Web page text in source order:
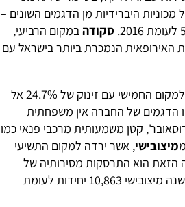
מהן כ-12 אלף יחידות של מכוניות היברידיות מן הדגמים השונים –
סקודהבמקום הרביעי,
להיות היצרנית האירופאית הנמכרת ביותר בישראל עם
מסכמת שנה חיובית במיוחד שבמהלכה טיפסה למקום החמישי עם זינוק של 24.7% אל
הדגמים של החברה אין משפחתית
קטן משמעותית מרכבי פנאי כמו
מיצובישי, אשר ירדה למקום התשיעי
העיקרי לצניחה הזאת הוא התרסקות מסירותיה של
אטראז' וירידה בביקוש לאאוטלנדר. בסך הכל מסרה השנה מיצובישי 10,863 יחידות לעומת